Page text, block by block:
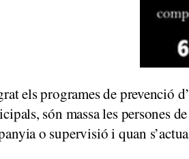
els programes de prevenció
són massa les persones
o supervisió i quan